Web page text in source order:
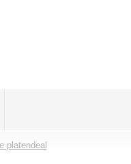
platendeal